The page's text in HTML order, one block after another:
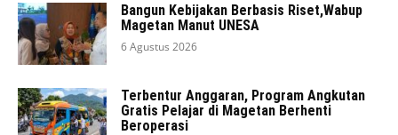
Bangun Kebijakan Berbasis Riset,Wabup
Magetan Manut UNESA
6 Agustus 2026
Terbentur Anggaran, Program Angkutan
Gratis Pelajar di Magetan Berhenti
Beroperasi